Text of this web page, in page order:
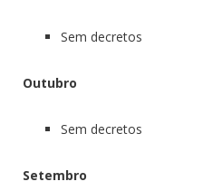
Sem decretos
Outubro
Sem decretos
Setembro